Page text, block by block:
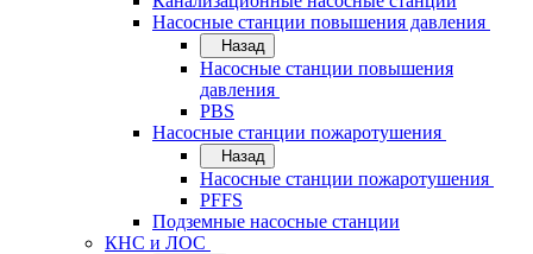
Насосные станции повышения давления
Назад
Насосные станции повышения
давления
PBS
Насосные станции пожаротушения
Назад
Насосные станции пожаротушения
PFFS
Подземные насосные станции
КНС и ЛОС